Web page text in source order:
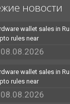
новости
wallet sales in
rules near
08.08.2026
wallet sales in
rules near
08.08.2026